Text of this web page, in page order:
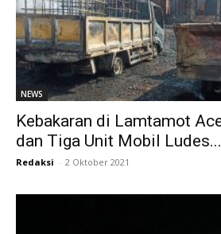
NEWS
Kebakaran di Lamtamot
dan Tiga Unit Mobil Ludes...
Redaksi - 2 Oktober 2021